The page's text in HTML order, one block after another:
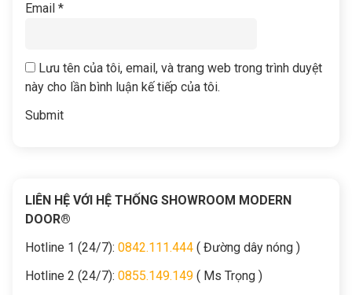
Email *
Lưu tên của tôi, email, và trang web trong trình duyệt
này cho lần bình luận kế tiếp của tôi.
LIÊN HỆ VỚI HỆ THỐNG SHOWROOM MODERN
DOOR®
Hotline 1 (24/7): 0842.111.444 ( Đường dây nóng )
Hotline 2 (24/7): 0855.149.149 ( Ms Trọng )